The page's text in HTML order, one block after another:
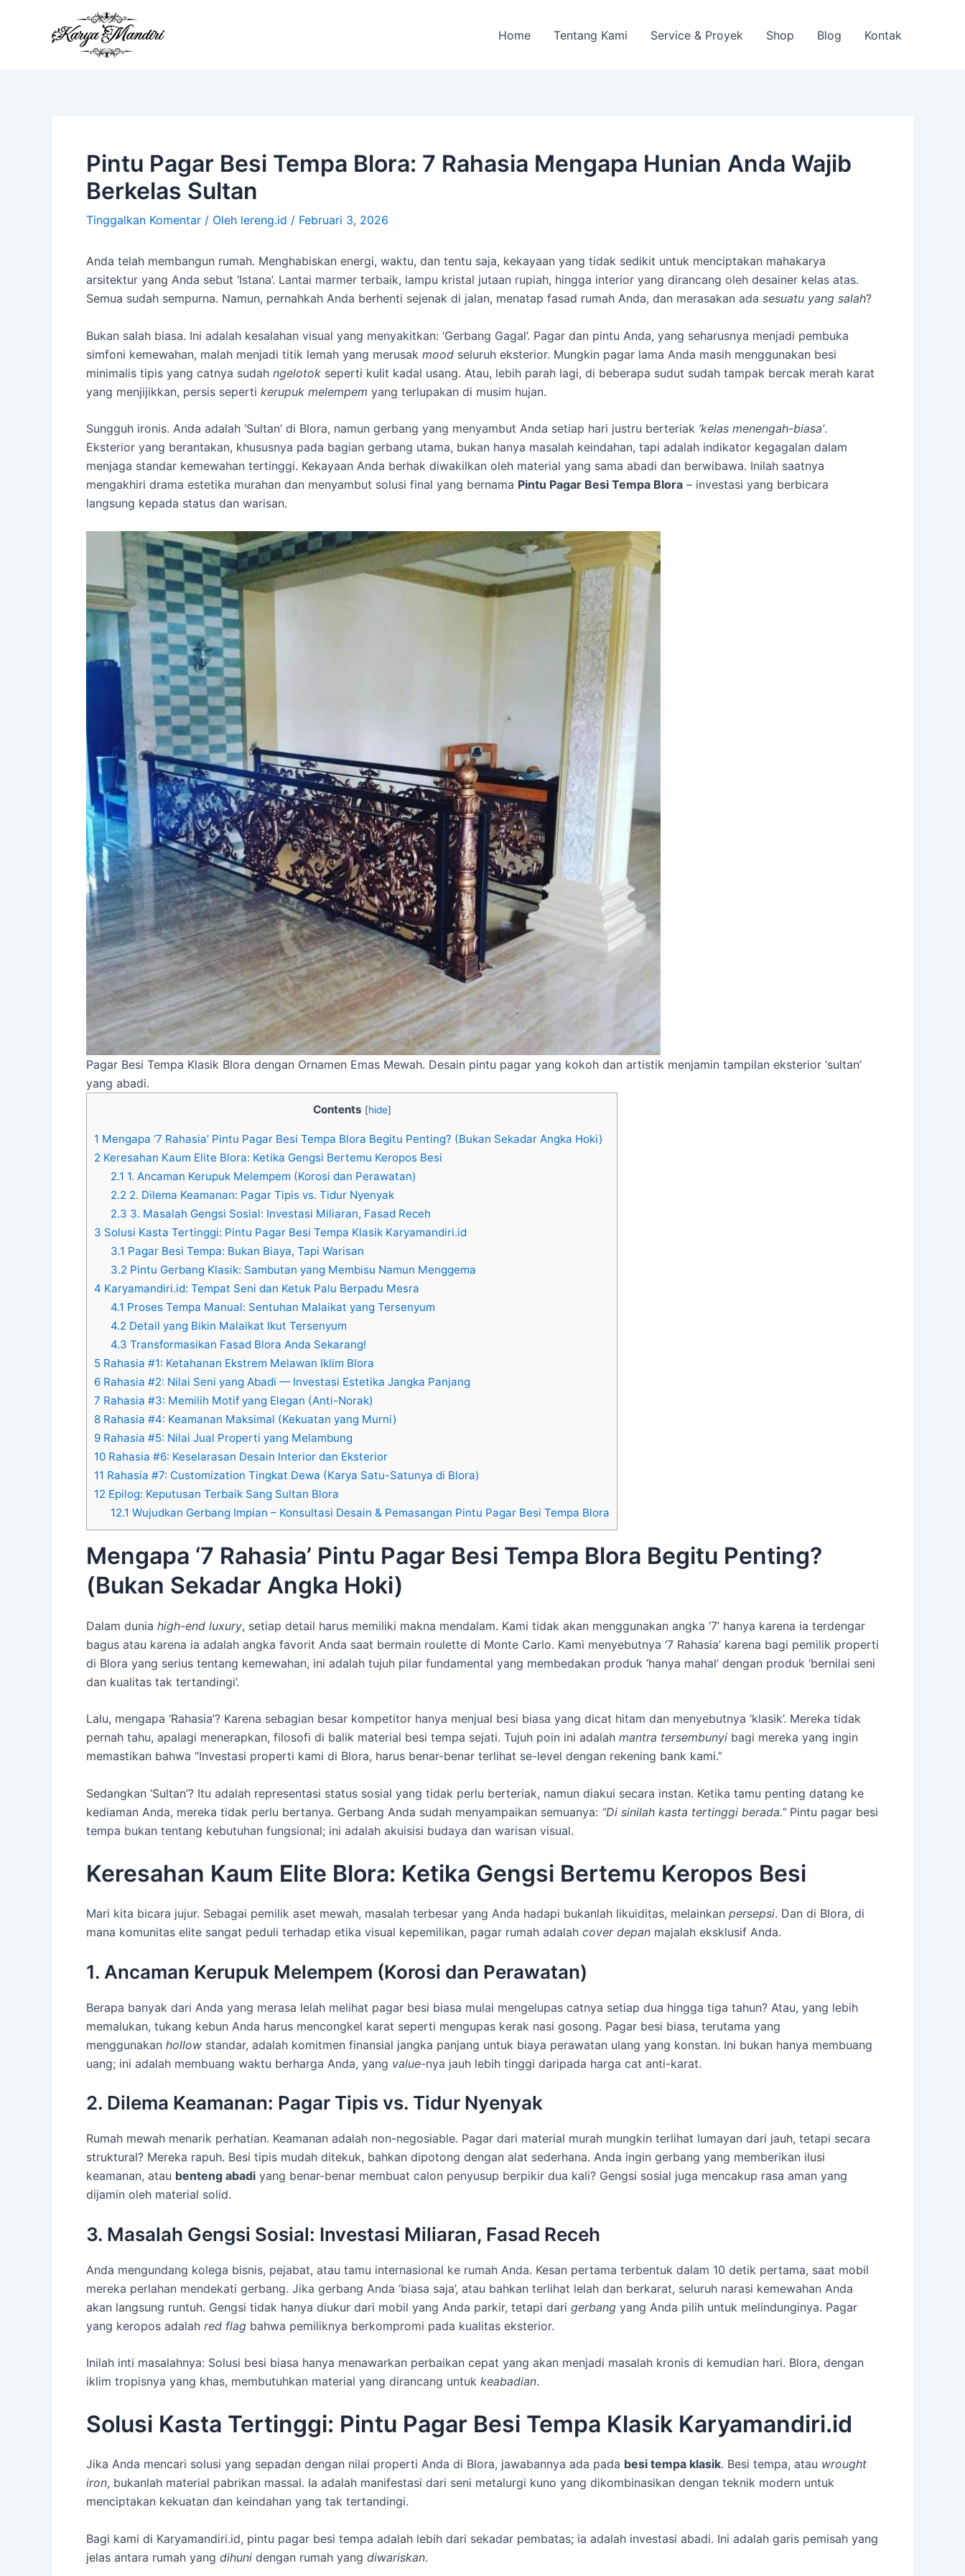
Home Tentang Kami Service & Proyek Shop Blog Kontak
Pintu Pagar Besi Tempa Blora: 7 Rahasia Mengapa Hunian Anda Wajib
Berkelas Sultan
Tinggalkan Komentar / Oleh lereng.id / Februari 3, 2026
Anda telah membangun rumah. Menghabiskan energi, waktu, dan tentu saja, kekayaan yang tidak sedikit untuk menciptakan mahakarya
arsitektur yang Anda sebut ‘Istana’. Lantai marmer terbaik, lampu kristal jutaan rupiah, hingga interior yang dirancang oleh desainer kelas atas.
Semua sudah sempurna. Namun, pernahkah Anda berhenti sejenak di jalan, menatap fasad rumah Anda, dan merasakan ada sesuatu yang salah?
Bukan salah biasa. Ini adalah kesalahan visual yang menyakitkan: ‘Gerbang Gagal’. Pagar dan pintu Anda, yang seharusnya menjadi pembuka
simfoni kemewahan, malah menjadi titik lemah yang merusak mood seluruh eksterior. Mungkin pagar lama Anda masih menggunakan besi
minimalis tipis yang catnya sudah ngelotok seperti kulit kadal usang. Atau, lebih parah lagi, di beberapa sudut sudah tampak bercak merah karat
yang menjijikkan, persis seperti kerupuk melempem yang terlupakan di musim hujan.
Sungguh ironis. Anda adalah ‘Sultan’ di Blora, namun gerbang yang menyambut Anda setiap hari justru berteriak ‘kelas menengah-biasa’.
Eksterior yang berantakan, khususnya pada bagian gerbang utama, bukan hanya masalah keindahan, tapi adalah indikator kegagalan dalam
menjaga standar kemewahan tertinggi. Kekayaan Anda berhak diwakilkan oleh material yang sama abadi dan berwibawa. Inilah saatnya
mengakhiri drama estetika murahan dan menyambut solusi final yang bernama Pintu Pagar Besi Tempa Blora – investasi yang berbicara
langsung kepada status dan warisan.
Pagar Besi Tempa Klasik Blora dengan Ornamen Emas Mewah. Desain pintu pagar yang kokoh dan artistik menjamin tampilan eksterior ‘sultan’
yang abadi.
Contents [hide]
1 Mengapa ‘7 Rahasia’ Pintu Pagar Besi Tempa Blora Begitu Penting? (Bukan Sekadar Angka Hoki)
2 Keresahan Kaum Elite Blora: Ketika Gengsi Bertemu Keropos Besi
2.1 1. Ancaman Kerupuk Melempem (Korosi dan Perawatan)
2.2 2. Dilema Keamanan: Pagar Tipis vs. Tidur Nyenyak
2.3 3. Masalah Gengsi Sosial: Investasi Miliaran, Fasad Receh
3 Solusi Kasta Tertinggi: Pintu Pagar Besi Tempa Klasik Karyamandiri.id
3.1 Pagar Besi Tempa: Bukan Biaya, Tapi Warisan
3.2 Pintu Gerbang Klasik: Sambutan yang Membisu Namun Menggema
4 Karyamandiri.id: Tempat Seni dan Ketuk Palu Berpadu Mesra
4.1 Proses Tempa Manual: Sentuhan Malaikat yang Tersenyum
4.2 Detail yang Bikin Malaikat Ikut Tersenyum
4.3 Transformasikan Fasad Blora Anda Sekarang!
5 Rahasia #1: Ketahanan Ekstrem Melawan Iklim Blora
6 Rahasia #2: Nilai Seni yang Abadi — Investasi Estetika Jangka Panjang
7 Rahasia #3: Memilih Motif yang Elegan (Anti-Norak)
8 Rahasia #4: Keamanan Maksimal (Kekuatan yang Murni)
9 Rahasia #5: Nilai Jual Properti yang Melambung
10 Rahasia #6: Keselarasan Desain Interior dan Eksterior
11 Rahasia #7: Customization Tingkat Dewa (Karya Satu-Satunya di Blora)
12 Epilog: Keputusan Terbaik Sang Sultan Blora
12.1 Wujudkan Gerbang Impian – Konsultasi Desain & Pemasangan Pintu Pagar Besi Tempa Blora
Mengapa ‘7 Rahasia’ Pintu Pagar Besi Tempa Blora Begitu Penting?
(Bukan Sekadar Angka Hoki)
Dalam dunia high-end luxury, setiap detail harus memiliki makna mendalam. Kami tidak akan menggunakan angka ‘7’ hanya karena ia terdengar
bagus atau karena ia adalah angka favorit Anda saat bermain roulette di Monte Carlo. Kami menyebutnya ‘7 Rahasia’ karena bagi pemilik properti
di Blora yang serius tentang kemewahan, ini adalah tujuh pilar fundamental yang membedakan produk ‘hanya mahal’ dengan produk ‘bernilai seni
dan kualitas tak tertandingi’.
Lalu, mengapa ‘Rahasia’? Karena sebagian besar kompetitor hanya menjual besi biasa yang dicat hitam dan menyebutnya ‘klasik’. Mereka tidak
pernah tahu, apalagi menerapkan, filosofi di balik material besi tempa sejati. Tujuh poin ini adalah mantra tersembunyi bagi mereka yang ingin
memastikan bahwa “Investasi properti kami di Blora, harus benar-benar terlihat se-level dengan rekening bank kami.”
Sedangkan ‘Sultan’? Itu adalah representasi status sosial yang tidak perlu berteriak, namun diakui secara instan. Ketika tamu penting datang ke
kediaman Anda, mereka tidak perlu bertanya. Gerbang Anda sudah menyampaikan semuanya: “Di sinilah kasta tertinggi berada.”Pintu pagar besi
tempa bukan tentang kebutuhan fungsional; ini adalah akuisisi budaya dan warisan visual.
Keresahan Kaum Elite Blora: Ketika Gengsi Bertemu Keropos Besi
Mari kita bicara jujur. Sebagai pemilik aset mewah, masalah terbesar yang Anda hadapi bukanlah likuiditas, melainkan persepsi. Dan di Blora, di
mana komunitas elite sangat peduli terhadap etika visual kepemilikan, pagar rumah adalah cover depan majalah eksklusif Anda.
1. Ancaman Kerupuk Melempem (Korosi dan Perawatan)
Berapa banyak dari Anda yang merasa lelah melihat pagar besi biasa mulai mengelupas catnya setiap dua hingga tiga tahun? Atau, yang lebih
memalukan, tukang kebun Anda harus mencongkel karat seperti mengupas kerak nasi gosong. Pagar besi biasa, terutama yang
menggunakan hollow standar, adalah komitmen finansial jangka panjang untuk biaya perawatan ulang yang konstan. Ini bukan hanya membuang
uang; ini adalah membuang waktu berharga Anda, yang value-nya jauh lebih tinggi daripada harga cat anti-karat.
2. Dilema Keamanan: Pagar Tipis vs. Tidur Nyenyak
Rumah mewah menarik perhatian. Keamanan adalah non-negosiable. Pagar dari material murah mungkin terlihat lumayan dari jauh, tetapi secara
struktural? Mereka rapuh. Besi tipis mudah ditekuk, bahkan dipotong dengan alat sederhana. Anda ingin gerbang yang memberikan ilusi
keamanan, atau benteng abadi yang benar-benar membuat calon penyusup berpikir dua kali? Gengsi sosial juga mencakup rasa aman yang
dijamin oleh material solid.
3. Masalah Gengsi Sosial: Investasi Miliaran, Fasad Receh
Anda mengundang kolega bisnis, pejabat, atau tamu internasional ke rumah Anda. Kesan pertama terbentuk dalam 10 detik pertama, saat mobil
mereka perlahan mendekati gerbang. Jika gerbang Anda ‘biasa saja’, atau bahkan terlihat lelah dan berkarat, seluruh narasi kemewahan Anda
akan langsung runtuh. Gengsi tidak hanya diukur dari mobil yang Anda parkir, tetapi dari gerbang yang Anda pilih untuk melindunginya. Pagar
yang keropos adalah red flag bahwa pemiliknya berkompromi pada kualitas eksterior.
Inilah inti masalahnya: Solusi besi biasa hanya menawarkan perbaikan cepat yang akan menjadi masalah kronis di kemudian hari. Blora, dengan
iklim tropisnya yang khas, membutuhkan material yang dirancang untuk keabadian.
Solusi Kasta Tertinggi: Pintu Pagar Besi Tempa Klasik Karyamandiri.id
Jika Anda mencari solusi yang sepadan dengan nilai properti Anda di Blora, jawabannya ada pada besi tempa klasik. Besi tempa, atau wrought
iron, bukanlah material pabrikan massal. Ia adalah manifestasi dari seni metalurgi kuno yang dikombinasikan dengan teknik modern untuk
menciptakan kekuatan dan keindahan yang tak tertandingi.
Bagi kami di Karyamandiri.id, pintu pagar besi tempa adalah lebih dari sekadar pembatas; ia adalah investasi abadi. Ini adalah garis pemisah yang
jelas antara rumah yang dihuni dengan rumah yang diwariskan.